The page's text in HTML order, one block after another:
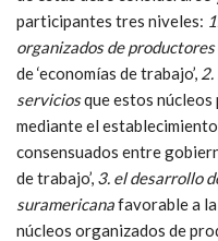
participantes tres niveles:
organizados de productores
de ‘economías de trabajo’,
serviciosque estos núcleos
mediante el
consensuados entre
de trabajo’, 3. el desarrollo
suramericanafavorable a
núcleos organizados de